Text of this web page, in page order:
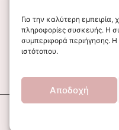
Για την καλύτερη
πληροφορίες συσκευής. Η
συμπεριφορά περιήγησης. Η
ιστότοπου.
Αποδοχή